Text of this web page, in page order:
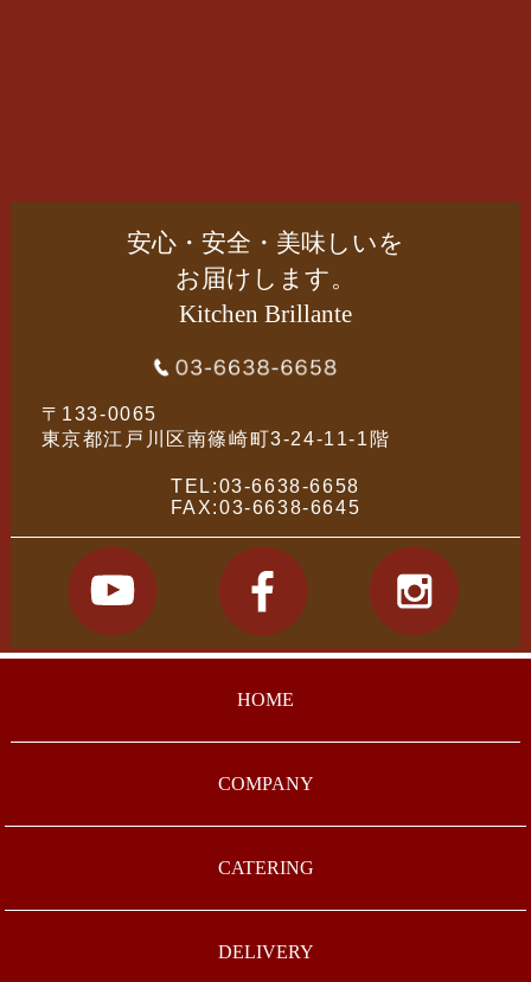
安心・安全・美味しいを
お届けします。
Kitchen Brillante
〒133-0065
東京都江戸川区南篠崎町3-24-11-1階
TEL:03-6638-6658
FAX:03-6638-6645
HOME
COMPANY
CATERING
DELIVERY